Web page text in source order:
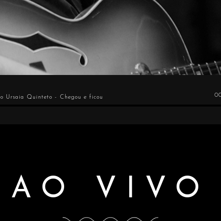
Ursaia Quinteto - Chegou e ficou
AO VIVO